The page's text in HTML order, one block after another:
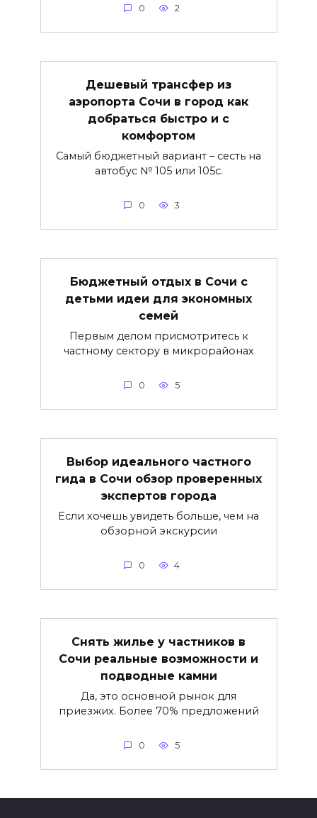
0 2
Дешевый трансфер из
аэропорта Сочи в город как
добраться быстро и с
комфортом
Самый бюджетный вариант – сесть на
автобус № 105 или 105с.
0 3
Бюджетный отдых в Сочи с
детьми идеи для экономных
семей
Первым делом присмотритесь к
частному сектору в микрорайонах
0 5
Выбор идеального частного
гида в Сочи обзор проверенных
экспертов города
Если хочешь увидеть больше, чем на
обзорной экскурсии
0 4
Снять жилье у частников в
Сочи реальные возможности и
подводные камни
Да, это основной рынок для
приезжих. Более 70% предложений
0 5